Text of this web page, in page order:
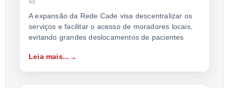
A expansão da Rede Cade visa descentralizar os
serviços e facilitar o acesso de moradores locais,
evitando grandes deslocamentos de pacientes
Leia mais...